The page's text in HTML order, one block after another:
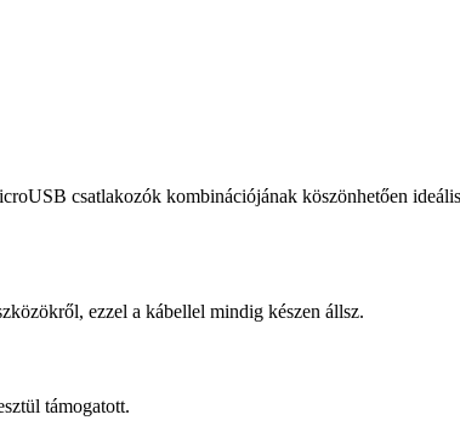
csatlakozók kombinációjának köszönhetően
ezzel a kábellel mindig készen állsz.
támogatott.